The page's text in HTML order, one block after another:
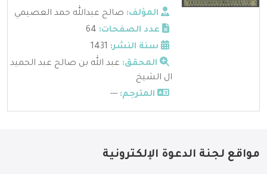
المؤلف: صالح عبدالله حمد العصيمي
عدد الصفحات:
سنة النشر:
المحقق: عبد الله بن صالح عبد الحميد
ال الشيخ
المترجم: ---
مواقع لجنة الدعوة الإلكترونية